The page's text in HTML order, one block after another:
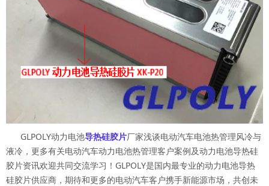
GLPOLY动力电池导热硅胶片厂家浅谈电动汽车电池热管理风冷与
液冷，更多有关电动汽车动力电池热管理客户案例及动力电池导热硅
胶片资讯欢迎共同交流学习！GLPOLY是国内最专业的动力电池导热
硅胶片供应商，期待和更多的电动汽车客户携手新能源市场，共创未